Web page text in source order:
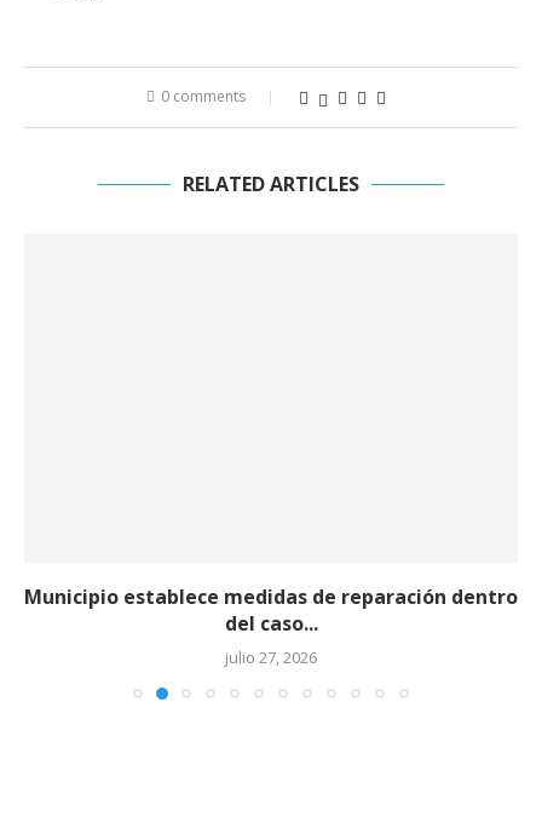
0 comments
RELATED ARTICLES
Municipio establece medidas de reparación dentro
del caso...
julio 27, 2026